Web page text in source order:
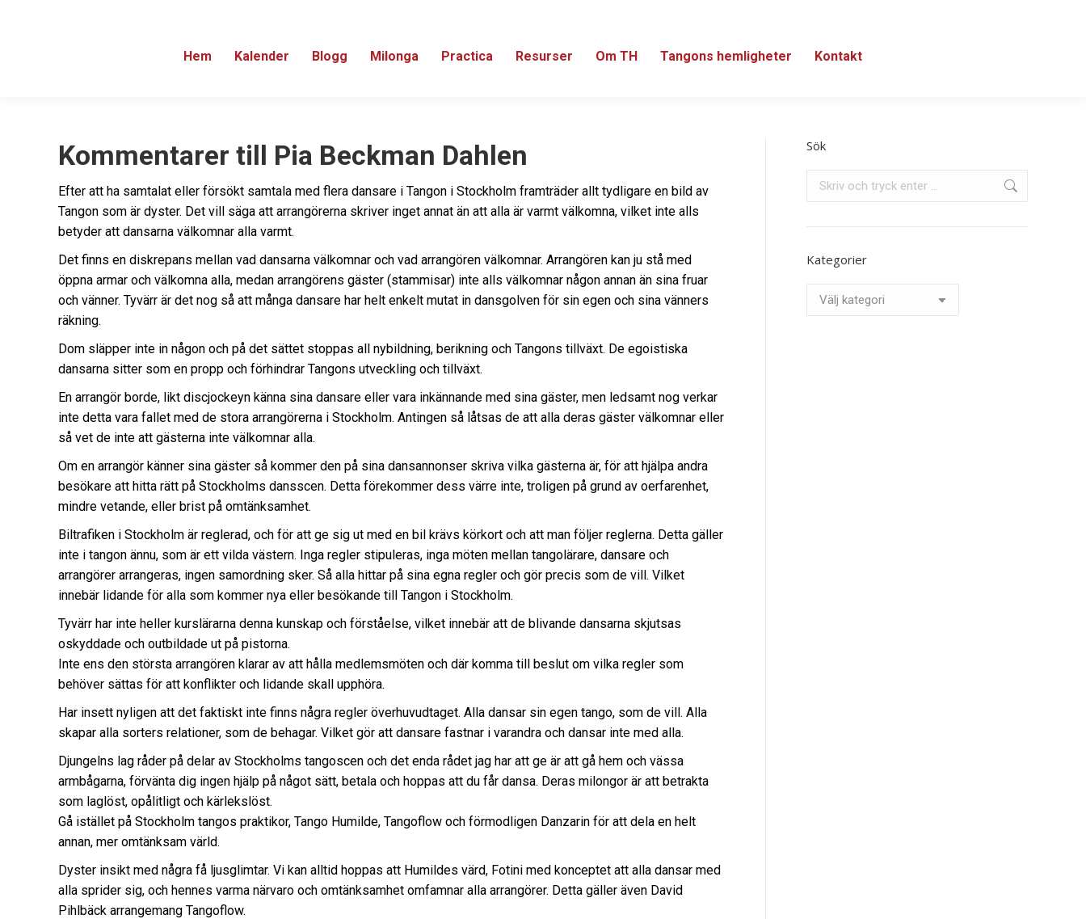
Hem Kalender Blogg Milonga Practica Resurser Om TH Tangons hemligheter Kontakt
Kommentarer till Pia Beckman Dahlen
Efter att ha samtalat eller försökt samtala med flera dansare i Tangon i Stockholm framträder allt tydligare en bild av
Tangon som är dyster. Det vill säga att arrangörerna skriver inget annat än att alla är varmt välkomna, vilket inte alls
betyder att dansarna välkomnar alla varmt.
Det finns en diskrepans mellan vad dansarna välkomnar och vad arrangören välkomnar. Arrangören kan ju stå med
öppna armar och välkomna alla, medan arrangörens gäster (stammisar) inte alls välkomnar någon annan än sina fruar
och vänner. Tyvärr är det nog så att många dansare har helt enkelt mutat in dansgolven för sin egen och sina vänners
räkning.
Dom släpper inte in någon och på det sättet stoppas all nybildning, berikning och Tangons tillväxt. De egoistiska
dansarna sitter som en propp och förhindrar Tangons utveckling och tillväxt.
En arrangör borde, likt discjockeyn känna sina dansare eller vara inkännande med sina gäster, men ledsamt nog verkar
inte detta vara fallet med de stora arrangörerna i Stockholm. Antingen så låtsas de att alla deras gäster välkomnar eller
så vet de inte att gästerna inte välkomnar alla.
Om en arrangör känner sina gäster så kommer den på sina dansannonser skriva vilka gästerna är, för att hjälpa andra
besökare att hitta rätt på Stockholms dansscen. Detta förekommer dess värre inte, troligen på grund av oerfarenhet,
mindre vetande, eller brist på omtänksamhet.
Biltrafiken i Stockholm är reglerad, och för att ge sig ut med en bil krävs körkort och att man följer reglerna. Detta gäller
inte i tangon ännu, som är ett vilda västern. Inga regler stipuleras, inga möten mellan tangolärare, dansare och
arrangörer arrangeras, ingen samordning sker. Så alla hittar på sina egna regler och gör precis som de vill. Vilket
innebär lidande för alla som kommer nya eller besökande till Tangon i Stockholm.
Tyvärr har inte heller kurslärarna denna kunskap och förståelse, vilket innebär att de blivande dansarna skjutsas
oskyddade och outbildade ut på pistorna.
Inte ens den största arrangören klarar av att hålla medlemsmöten och där komma till beslut om vilka regler som
behöver sättas för att konflikter och lidande skall upphöra.
Har insett nyligen att det faktiskt inte finns några regler överhuvudtaget. Alla dansar sin egen tango, som de vill. Alla
skapar alla sorters relationer, som de behagar. Vilket gör att dansare fastnar i varandra och dansar inte med alla.
Djungelns lag råder på delar av Stockholms tangoscen och det enda rådet jag har att ge är att gå hem och vässa
armbågarna, förvänta dig ingen hjälp på något sätt, betala och hoppas att du får dansa. Deras milongor är att betrakta
som laglöst, opålitligt och kärlekslöst.
Gå istället på Stockholm tangos praktikor, Tango Humilde, Tangoflow och förmodligen Danzarin för att dela en helt
annan, mer omtänksam värld.
Dyster insikt med några få ljusglimtar. Vi kan alltid hoppas att Humildes värd, Fotini med konceptet att alla dansar med
alla sprider sig, och hennes varma närvaro och omtänksamhet omfamnar alla arrangörer. Detta gäller även David
Pihlbäck arrangemang Tangoflow.
Sök
Kategorier